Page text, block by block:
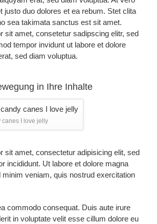
justo duo dolores et ea rebum. Stet clita
sea takimata sanctus est sit amet.
sit amet, consetetur sadipscing elitr, sed
tempor invidunt ut labore et dolore
sed diam voluptua.
in Ihre Inhalte
canes I love jelly
sit amet, consectetur adipisicing elit, sed
incididunt. Ut labore et dolore magna
minim veniam, quis nostrud exercitation
commodo consequat. Duis aute irure
in voluptate velit esse cillum dolore eu